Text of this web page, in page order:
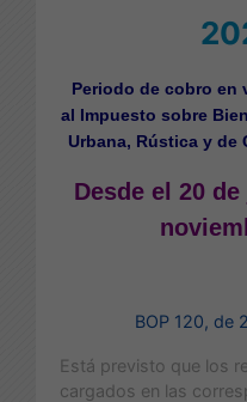
Periodo de cobro en
al Impuesto sobre
Urbana, Rústica y de
Desde el 20
BOP 120, de
Está previsto que los
cargados en las